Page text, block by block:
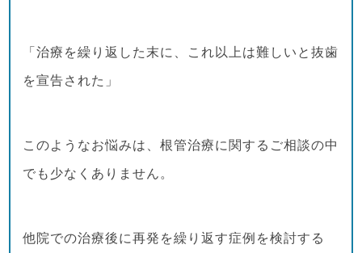
「治療を繰り返した末に、これ以上は難しいと抜歯
を宣告された」
このようなお悩みは、根管治療に関するご相談の中
でも少なくありません。
他院での治療後に再発を繰り返す症例を検討する